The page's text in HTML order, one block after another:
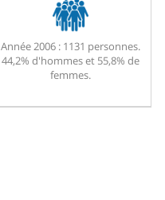
Année 2006 :1131 personnes.
44,2% d'hommes et 55,8% de
femmes.